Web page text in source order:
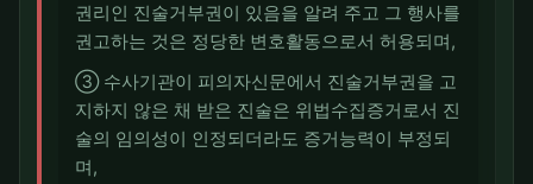
권리인 진술거부권이 있음을 알려 주고 그 행사를
권고하는 것은 정당한 변호활동으로서 허용되며,
③ 수사기관이 피의자신문에서 진술거부권을 고
지하지 않은 채 받은 진술은 위법수집증거로서 진
술의 임의성이 인정되더라도 증거능력이 부정되
며,